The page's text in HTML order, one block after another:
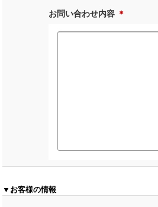
お問い合わせ内容 ＊
▼お客様の情報